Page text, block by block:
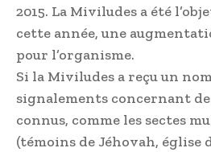
2015. La Miviludes a été
cette année, une
pour l’organisme.
Si la Miviludes a reçu un
signalements concernant
connus, comme les sectes
(témoins de Jéhovah, église